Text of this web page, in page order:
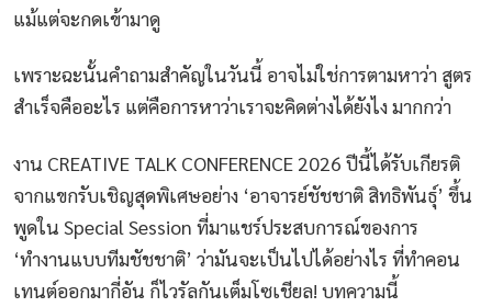
แม้แต่จะกดเข้ามาดู
เพราะฉะนั้นคำถามสำคัญในวันนี้ อาจไม่ใช่การตามหาว่า สูตร
สำเร็จคืออะไร แต่คือการหาว่าเราจะคิดต่างได้ยังไง มากกว่า
งาน CREATIVE TALK CONFERENCE 2026 ปีนี้ได้รับเกียรติ
จากแขกรับเชิญสุดพิเศษอย่าง ‘อาจารย์ชัชชาติ สิทธิพันธุ์’ ขึ้น
พูดใน Special Session ที่มาแชร์ประสบการณ์ของการ
‘ทำงานแบบทีมชัชชาติ’ ว่ามันจะเป็นไปได้อย่างไร ที่ทำคอน
เทนต์ออกมากี่อัน ก็ไวรัลกันเต็มโซเชียล! บทความนี้